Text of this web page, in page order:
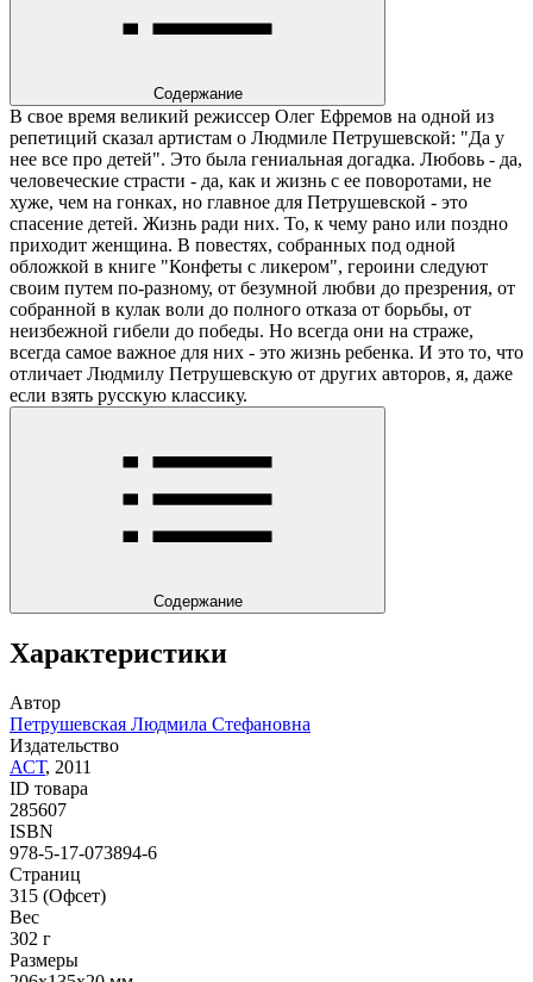
Содержание
В свое время великий режиссер Олег Ефремов на одной из
репетиций сказал артистам о Людмиле Петрушевской: "Да у
нее все про детей". Это была гениальная догадка. Любовь - да,
человеческие страсти - да, как и жизнь с ее поворотами, не
хуже, чем на гонках, но главное для Петрушевской - это
спасение детей. Жизнь ради них. То, к чему рано или поздно
приходит женщина. В повестях, собранных под одной
обложкой в книге "Конфеты с ликером", героини следуют
своим путем по-разному, от безумной любви до презрения, от
собранной в кулак воли до полного отказа от борьбы, от
неизбежной гибели до победы. Но всегда они на страже,
всегда самое важное для них - это жизнь ребенка. И это то, что
отличает Людмилу Петрушевскую от других авторов, я, даже
если взять русскую классику.
Содержание
Характеристики
Автор
Петрушевская Людмила Стефановна
Издательство
АСТ, 2011
ID товара
285607
ISBN
978-5-17-073894-6
Страниц
315 (Офсет)
Вес
302 г
Размеры